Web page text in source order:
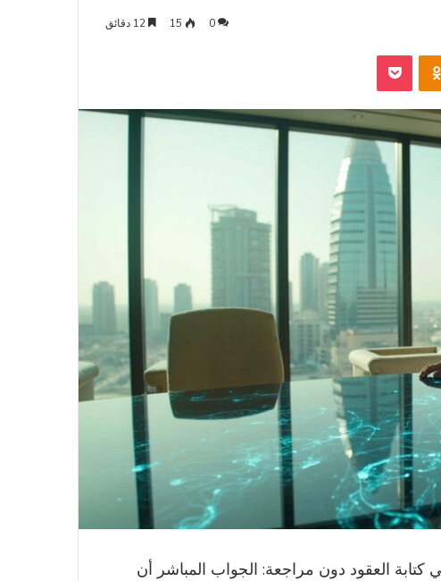
0
15
Odnoklassniki
‫Pocket
كتابة العقود دون مراجعة: الجواب المباشر أن